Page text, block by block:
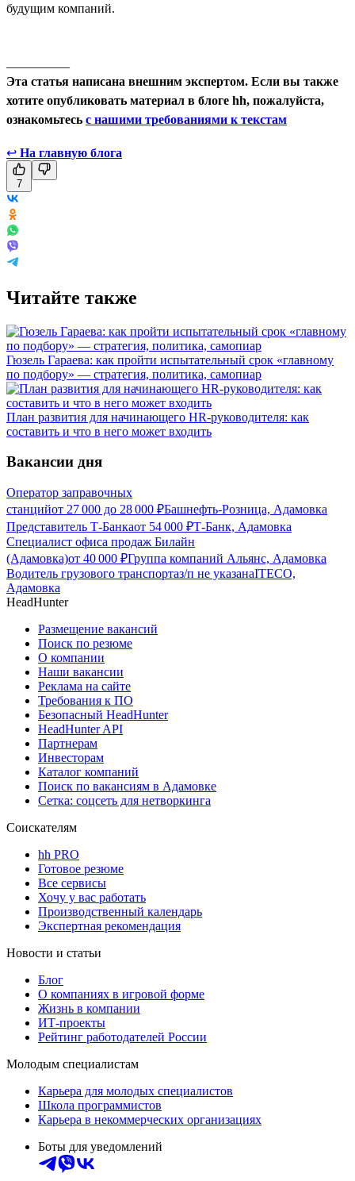
будущим компаний.
Эта статья написана внешним экспертом. Если вы также
хотите опубликовать материал в блоге hh, пожалуйста,
ознакомьтесь с нашими требованиями к текстам
↩ На главную блога
7
Читайте также
Гюзель Гараева: как пройти испытательный срок «главному
по подбору» — стратегия, политика, самопиар
План развития для начинающего HR-руководителя: как
составить и что в него может входить
Вакансии дня
Оператор заправочных
станцийот 27 000 до 28 000 ₽Башнефть-Розница, Адамовка
Представитель Т-Банкаот 54 000 ₽Т-Банк, Адамовка
Специалист офиса продаж Билайн
(Адамовка)от 40 000 ₽Группа компаний Альянс, Адамовка
Водитель грузового транспортаз/п не указанаITECO,
Адамовка
HeadHunter
Размещение вакансий
Поиск по резюме
О компании
Наши вакансии
Реклама на сайте
Требования к ПО
Безопасный HeadHunter
HeadHunter API
Партнерам
Инвесторам
Каталог компаний
Поиск по вакансиям в Адамовке
Сетка: соцсеть для нетворкинга
Соискателям
hh PRO
Готовое резюме
Все сервисы
Хочу у вас работать
Производственный календарь
Экспертная рекомендация
Новости и статьи
Блог
О компаниях в игровой форме
Жизнь в компании
ИТ-проекты
Рейтинг работодателей России
Молодым специалистам
Карьера для молодых специалистов
Школа программистов
Карьера в некоммерческих организациях
Боты для уведомлений